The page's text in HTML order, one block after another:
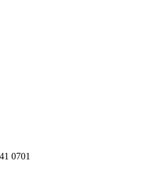
0701